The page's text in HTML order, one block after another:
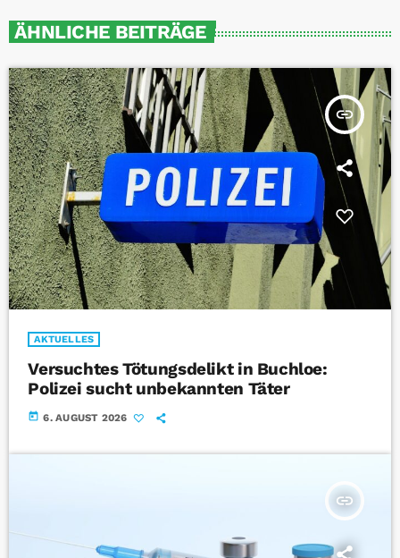
ÄHNLICHE BEITRÄGE
insert_link
AKTUELLES
Versuchtes Tötungsdelikt in Buchloe:
Polizei sucht unbekannten Täter
today 6. AUGUST 2026
insert_link